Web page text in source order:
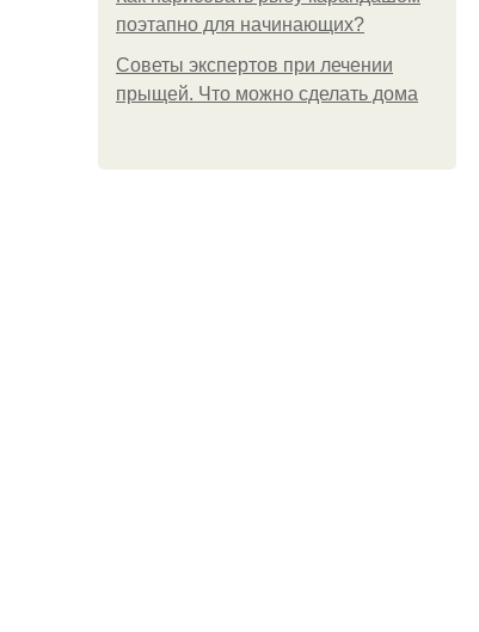
поэтапно для начинающих?
Советы экспертов при лечении
прыщей. Что можно сделать дома